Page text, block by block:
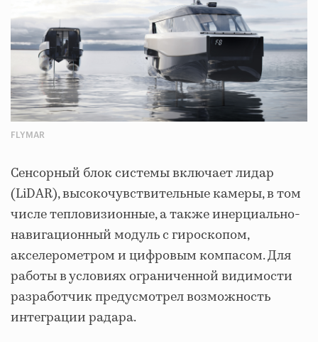
FLYMAR
Сенсорный блок системы включает лидар
(LiDAR), высокочувствительные камеры, в том
числе тепловизионные, а также инерциально-
навигационный модуль с гироскопом,
акселерометром и цифровым компасом. Для
работы в условиях ограниченной видимости
разработчик предусмотрел возможность
интеграции радара.